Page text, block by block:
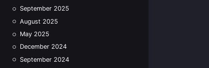
September 2025
August 2025
May 2025
December 2024
September 2024